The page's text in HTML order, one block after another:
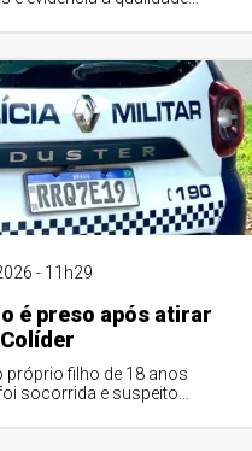
- 11h29
é preso após atirar
filho de 18 anos
socorrida e suspeito